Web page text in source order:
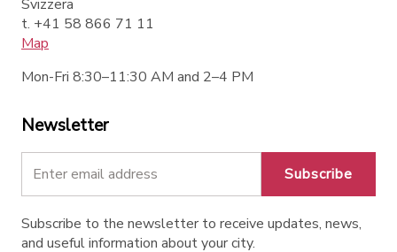
Svizzera
t. +41 58 866 71 11
Map
Mon-Fri 8:30–11:30 AM and 2–4 PM
Newsletter
Subscribe
Subscribe to the newsletter to receive updates, news,
and useful information about your city.